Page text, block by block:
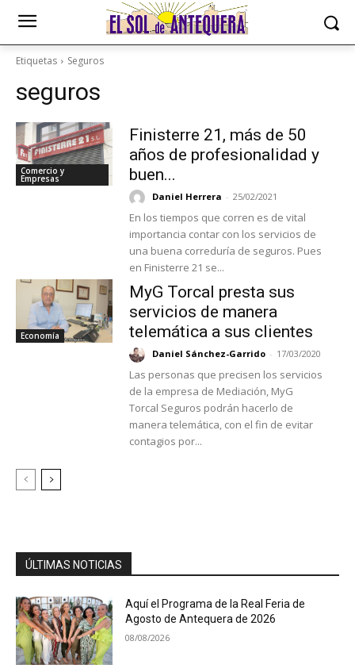
Etiquetas Seguros
seguros
Comercio y
Empresas
Finisterre 21, más de 50
años de profesionalidad y
buen...
Daniel Herrera - 25/02/2021
En los tiempos que corren es de vital
importancia contar con los servicios de
una buena correduría de seguros. Pues
en Finisterre 21 se...
Economía
MyG Torcal presta sus
servicios de manera
telemática a sus clientes
Daniel Sánchez-Garrido - 17/03/2020
Las personas que precisen los servicios
de la empresa de Mediación, MyG
Torcal Seguros podrán hacerlo de
manera telemática, con el fin de evitar
contagios por...
ÚLTIMAS NOTICIAS
Aquí el Programa de la Real Feria de
Agosto de Antequera de 2026
08/08/2026